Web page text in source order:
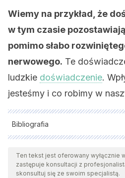
Wiemy na przykład, że
w tym czasie
pomimo słabo
nerwowego. Te
ludzkie doświadczenie.
jesteśmy i co robimy w
Bibliografia
Wszystkie cytowane źródła
przeanalizowane przez nasz
jakości, wiarygodności,
Ten tekst jest oferowany wyłącznie
zastępuje konsultacji z
skonsultuj się ze swoim specjalistą.